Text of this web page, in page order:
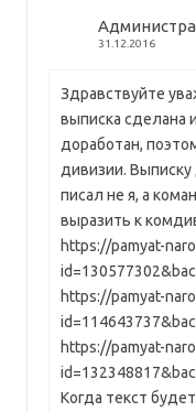
31.12.2016
Здравствуйте
выписка сделана
доработан,
дивизии. Выписку
писал не я, а
выразить к
https://pamyat-
https://pamyat-
https://pamyat-
Когда текст